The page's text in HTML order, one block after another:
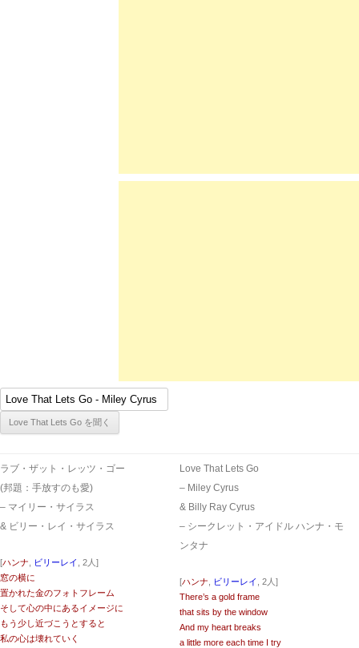
ラブ・ザット・レッツ・ゴー
(邦題：手放すのも愛)
– マイリー・サイラス
& ビリー・レイ・サイラス
[ハンナ ビリーレイ
, 2人]
窓の横に
置かれた金のフォトフレーム
そして心の中にあるイメージに
もう少し近づこうとすると
私の心は壊れていく
Love That Lets Go
– Miley Cyrus
& Billy Ray Cyrus
– シークレット・アイドル ハンナ・モ
ンタナ
[ハンナ ビリーレイ
, 2人]
There’s a gold frame
that sits by the window
And my heart breaks
a little more each time I try